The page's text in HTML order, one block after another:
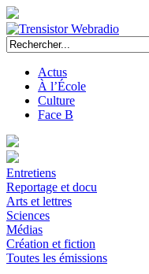
Actus
À l’École
Culture
Face B
Entretiens
Reportage et docu
Arts et lettres
Sciences
Médias
Création et fiction
Toutes les émissions